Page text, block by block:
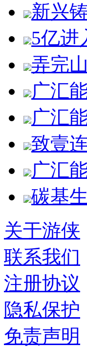
新兴
5亿进
弄完
广汇
广汇
致壹
广汇
碳基
关于游侠
联系我们
注册协议
隐私保护
免责声明